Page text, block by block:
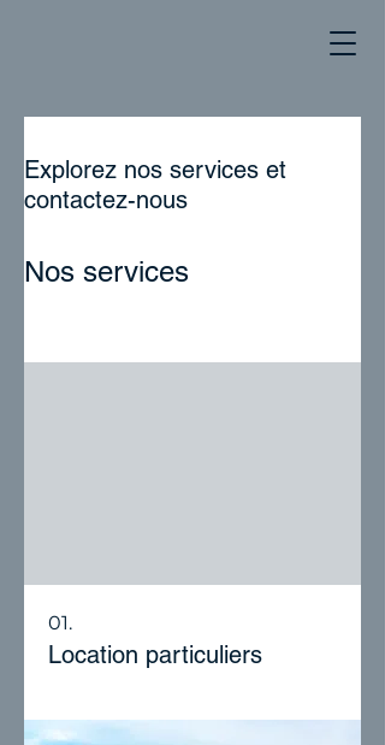
Explorez nos services et
contactez-nous
Nos services
01.
Location particuliers